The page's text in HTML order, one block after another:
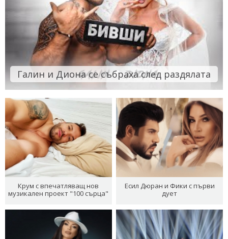
Галин и Диона се събраха след раздялата
Крум с впечатляващ нов
музикален проект "100 сърца"
Есил Дюран и Фики с първи
дует